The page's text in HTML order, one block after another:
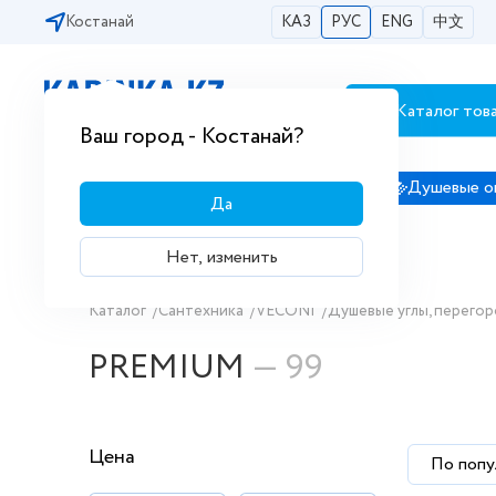
Костанай КАЗ РУС ENG 中文
Ваш город - Костанай?
Да
Нет, изменить
Бесплатная доставка по городам РК
Каталог
Сантехника Душевые кабины Душевые
Купить PREMIUM в интернет
Каталог /Сантехника /VECONI /Душевые углы,
PREMIUM — 99
Цена По